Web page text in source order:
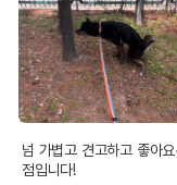
넘 가볍고 견고하고 좋아
점입니다!